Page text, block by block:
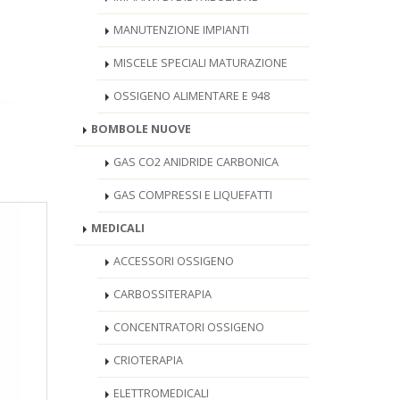
MANUTENZIONE IMPIANTI
MISCELE SPECIALI MATURAZIONE
OSSIGENO ALIMENTARE E 948
BOMBOLE NUOVE
GAS CO2 ANIDRIDE CARBONICA
GAS COMPRESSI E LIQUEFATTI
MEDICALI
ACCESSORI OSSIGENO
CARBOSSITERAPIA
CONCENTRATORI OSSIGENO
CRIOTERAPIA
ELETTROMEDICALI